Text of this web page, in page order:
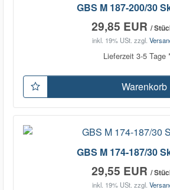
GBS M 187-200/30
29,85 EUR /
inkl. 19% USt. zzgl.
Lieferzeit 3-5 Tage
Warenkorb
GBS M 174-187/30
29,55 EUR /
inkl. 19% USt. zzgl.